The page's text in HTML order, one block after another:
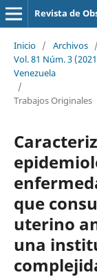
Revista de
Inicio / Archivos /
Vol. 81 Núm. 3
Venezuela
/
Trabajos Originales
que
uterino
una